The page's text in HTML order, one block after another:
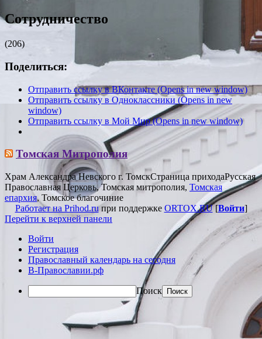
Сотрудничество
(206)
Поделиться:
Отправить ссылку в ВКонтакте (Opens in new window)
Отправить ссылку в Одноклассники (Opens in new
window)
Отправить ссылку в Мой Мир (Opens in new window)
Томская Митрополия
Храм Александра Невского г. ТомскСтраница приходаРусская
Православная Церковь, Томская митрополия, Томская
епархия, Томское благочиние
Работает на Prihod.ruпри поддержке ORTOX.RU[Войти]
Перейти к верхней панели
Войти
Регистрация
Православный календарь на сегодня
В-Православии.рф
Поиск